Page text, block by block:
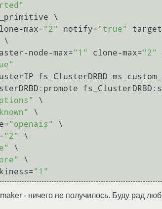
\
max="2" notify="true"
\
node-max="1" clone-max="2"
fs_ClusterDRBD
\
\
"openais"
\
"2"
\
\
\
"1"
- ничего не получилось. Буду рад